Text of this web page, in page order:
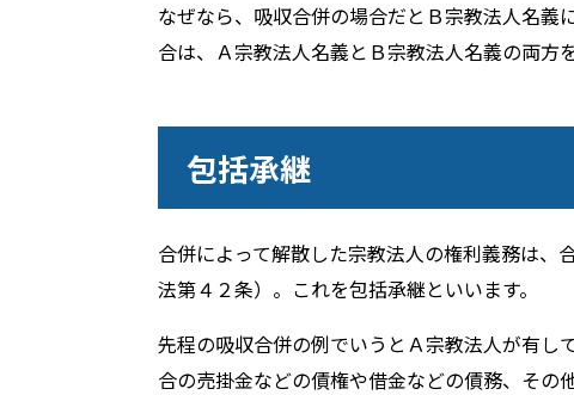
なぜなら、吸収合併の場合だとＢ宗教法人名
合は、Ａ宗教法人名義とＢ宗教法人名義の両方
包括承継
合併によって解散した宗教法人の権利義務は
法第４２条）。これを包括承継といいます。
先程の吸収合併の例でいうとＡ宗教法人が有し
合の売掛金などの債権や借金などの債務、そ